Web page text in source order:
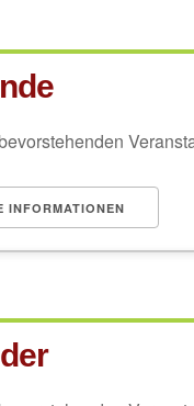
INFORMATIONEN